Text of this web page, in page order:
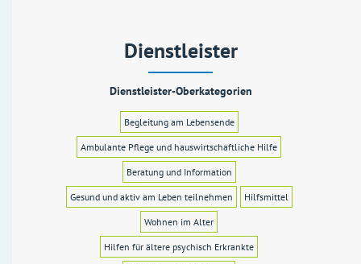
Dienstleister
Dienstleister-Oberkategorien
Begleitung am Lebensende
Ambulante Pflege und hauswirtschaftliche Hilfe
Beratung und Information
Gesund und aktiv am Leben teilnehmen Hilfsmittel
Wohnen im Alter
Hilfen für ältere psychisch Erkrankte